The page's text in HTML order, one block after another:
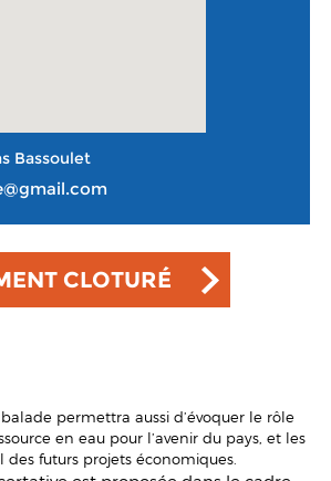
Bassoulet
CLOTURÉ
permettra aussi d’évoquer le rôle
en eau pour l’avenir du pays, et les
des futurs projets économiques.